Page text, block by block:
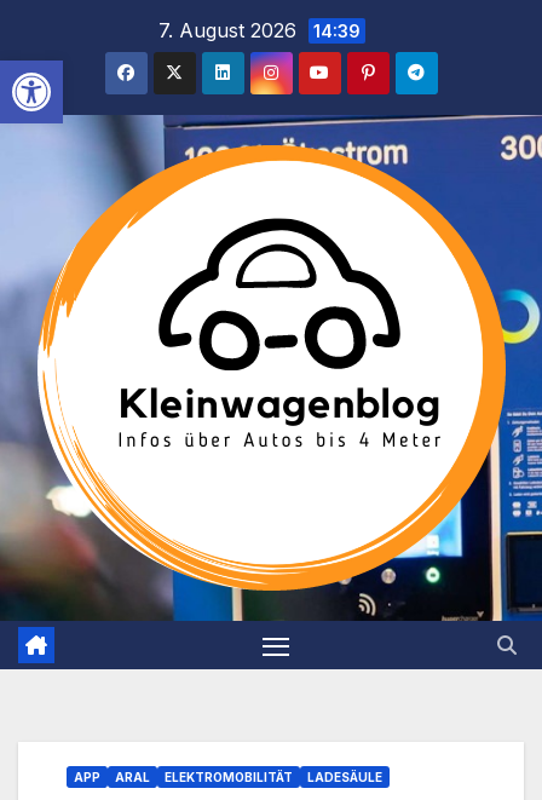
Werkzeugleiste öffnen
springen
7. August 2026 14:39
APP ARAL ELEKTROMOBILITÄT LADESÄULE